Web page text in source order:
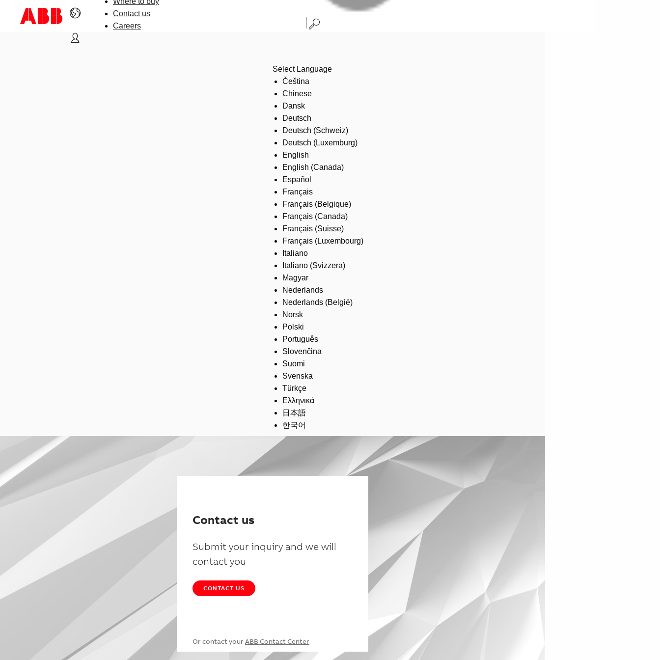
Contact us
Careers
Select Language
Čeština
Chinese
Dansk
Deutsch
Deutsch (Schweiz)
Deutsch (Luxemburg)
English
English (Canada)
Español
Français
Français (Belgique)
Français (Canada)
Français (Suisse)
Français (Luxembourg)
Italiano
Italiano (Svizzera)
Magyar
Nederlands
Nederlands (België)
Norsk
Polski
Português
Slovenčina
Suomi
Svenska
Türkçe
Ελληνικά
日本語
한국어
Contact us
Submit your inquiry and we will
contact you
CONTACT US
Or contact your ABB Contact Center